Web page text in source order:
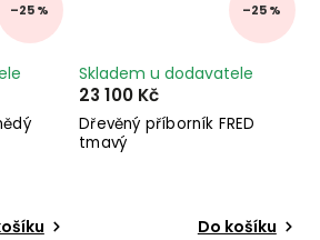
–25 % –25 %
Dřevěný příborník FRED
tmavý
Skladem u dodavatele
23 100 Kč
Do košíku